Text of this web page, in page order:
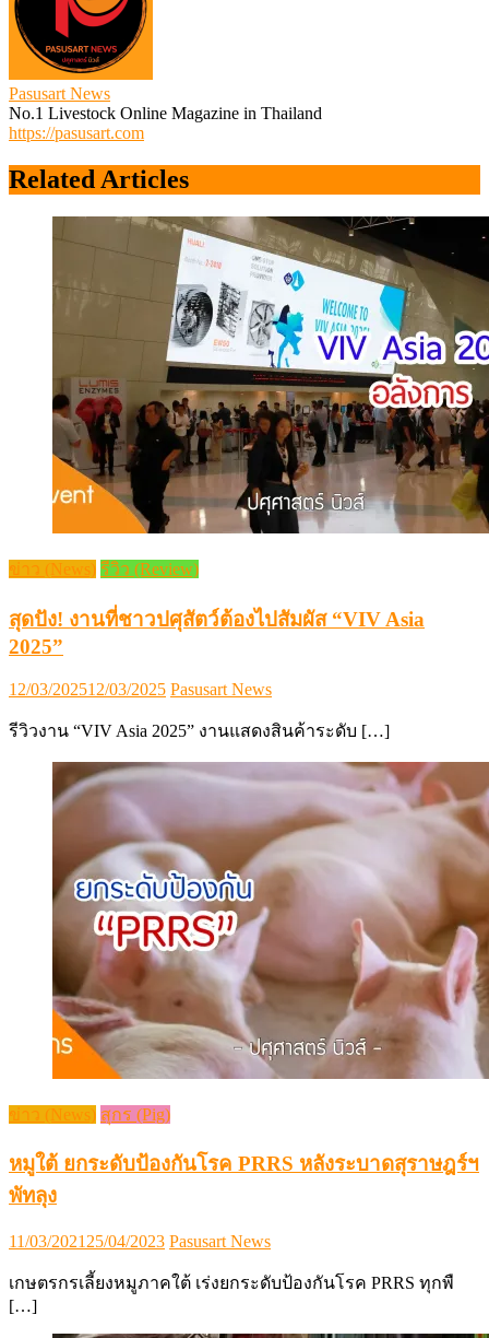
Pasusart News
No.1 Livestock Online Magazine in Thailand
https://pasusart.com
Related Articles
ข่าว (News) รีวิว (Review)
สุดปัง! งานที่ชาวปศุสัตว์ต้องไปสัมผัส “VIV Asia
2025”
Posted
12/03/202512/03/2025 Author
Pasusart News
รีวิวงาน “VIV Asia 2025” งานแสดงสินค้าระดับ […]
ข่าว (News) สุกร (Pig)
หมูใต้ ยกระดับป้องกันโรค PRRS หลังระบาดสุราษฎร์ฯ
พัทลุง
Posted
11/03/2021 25/04/2023 Author
Pasusart News
เกษตรกรเลี้ยงหมูภาคใต้ เร่งยกระดับป้องกันโรค PRRS ทุกพื
[…]